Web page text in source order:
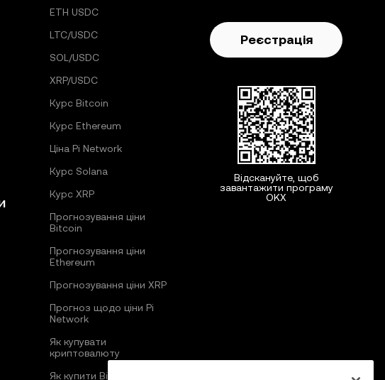
ETH USDC
LTC/USDC
SOL/USDC
XRP/USDC
Курс Bitcoin
Курс Ethereum
Ціна Pi Network
Курс Solana
Курс XRP
Прогнозування ціни
Bitcoin
Прогнозування ціни
Ethereum
Прогнозування ціни XRP
Прогноз щодо ціни Pi
Network
Як купувати
криптовалюту
Як купити Bitcoin
Реєстрація
Відскануйте, щоб
завантажити програму
OKX